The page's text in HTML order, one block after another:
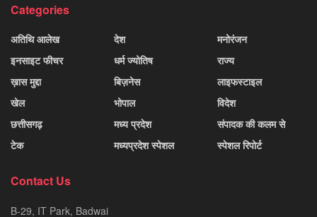
Categories
अतिथि आलेख
इनसाइट फीचर
ख़ास मुद्दा
खेल
छत्तीसगढ़
टेक
देश
धर्म ज्योतिष
बिज़नेस
भोपाल
मध्य प्रदेश
मध्यप्रदेश स्पेशल
मनोरंजन
राज्य
लाइफस्टाइल
विदेश
संपादक की कलम से
स्पेशल रिपोर्ट
Contact Us
B-29, IT Park, Badwai